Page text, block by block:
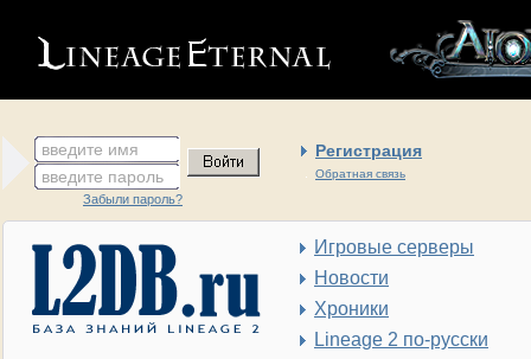
введите имя Регистрация
Обратная связь
введите пароль
Забыли пароль?
Игровые серверы
Новости
Хроники
Lineage 2 по-русски